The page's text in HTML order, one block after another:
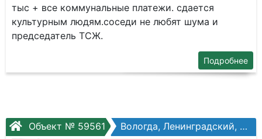
тыс + все коммунальные платежи. сдается
культурным людям.соседи не любят шума и
председатель ТСЖ.
Подробнее
Объект № 59561 Вологда, Ленинградский, Новгородская ул, №4